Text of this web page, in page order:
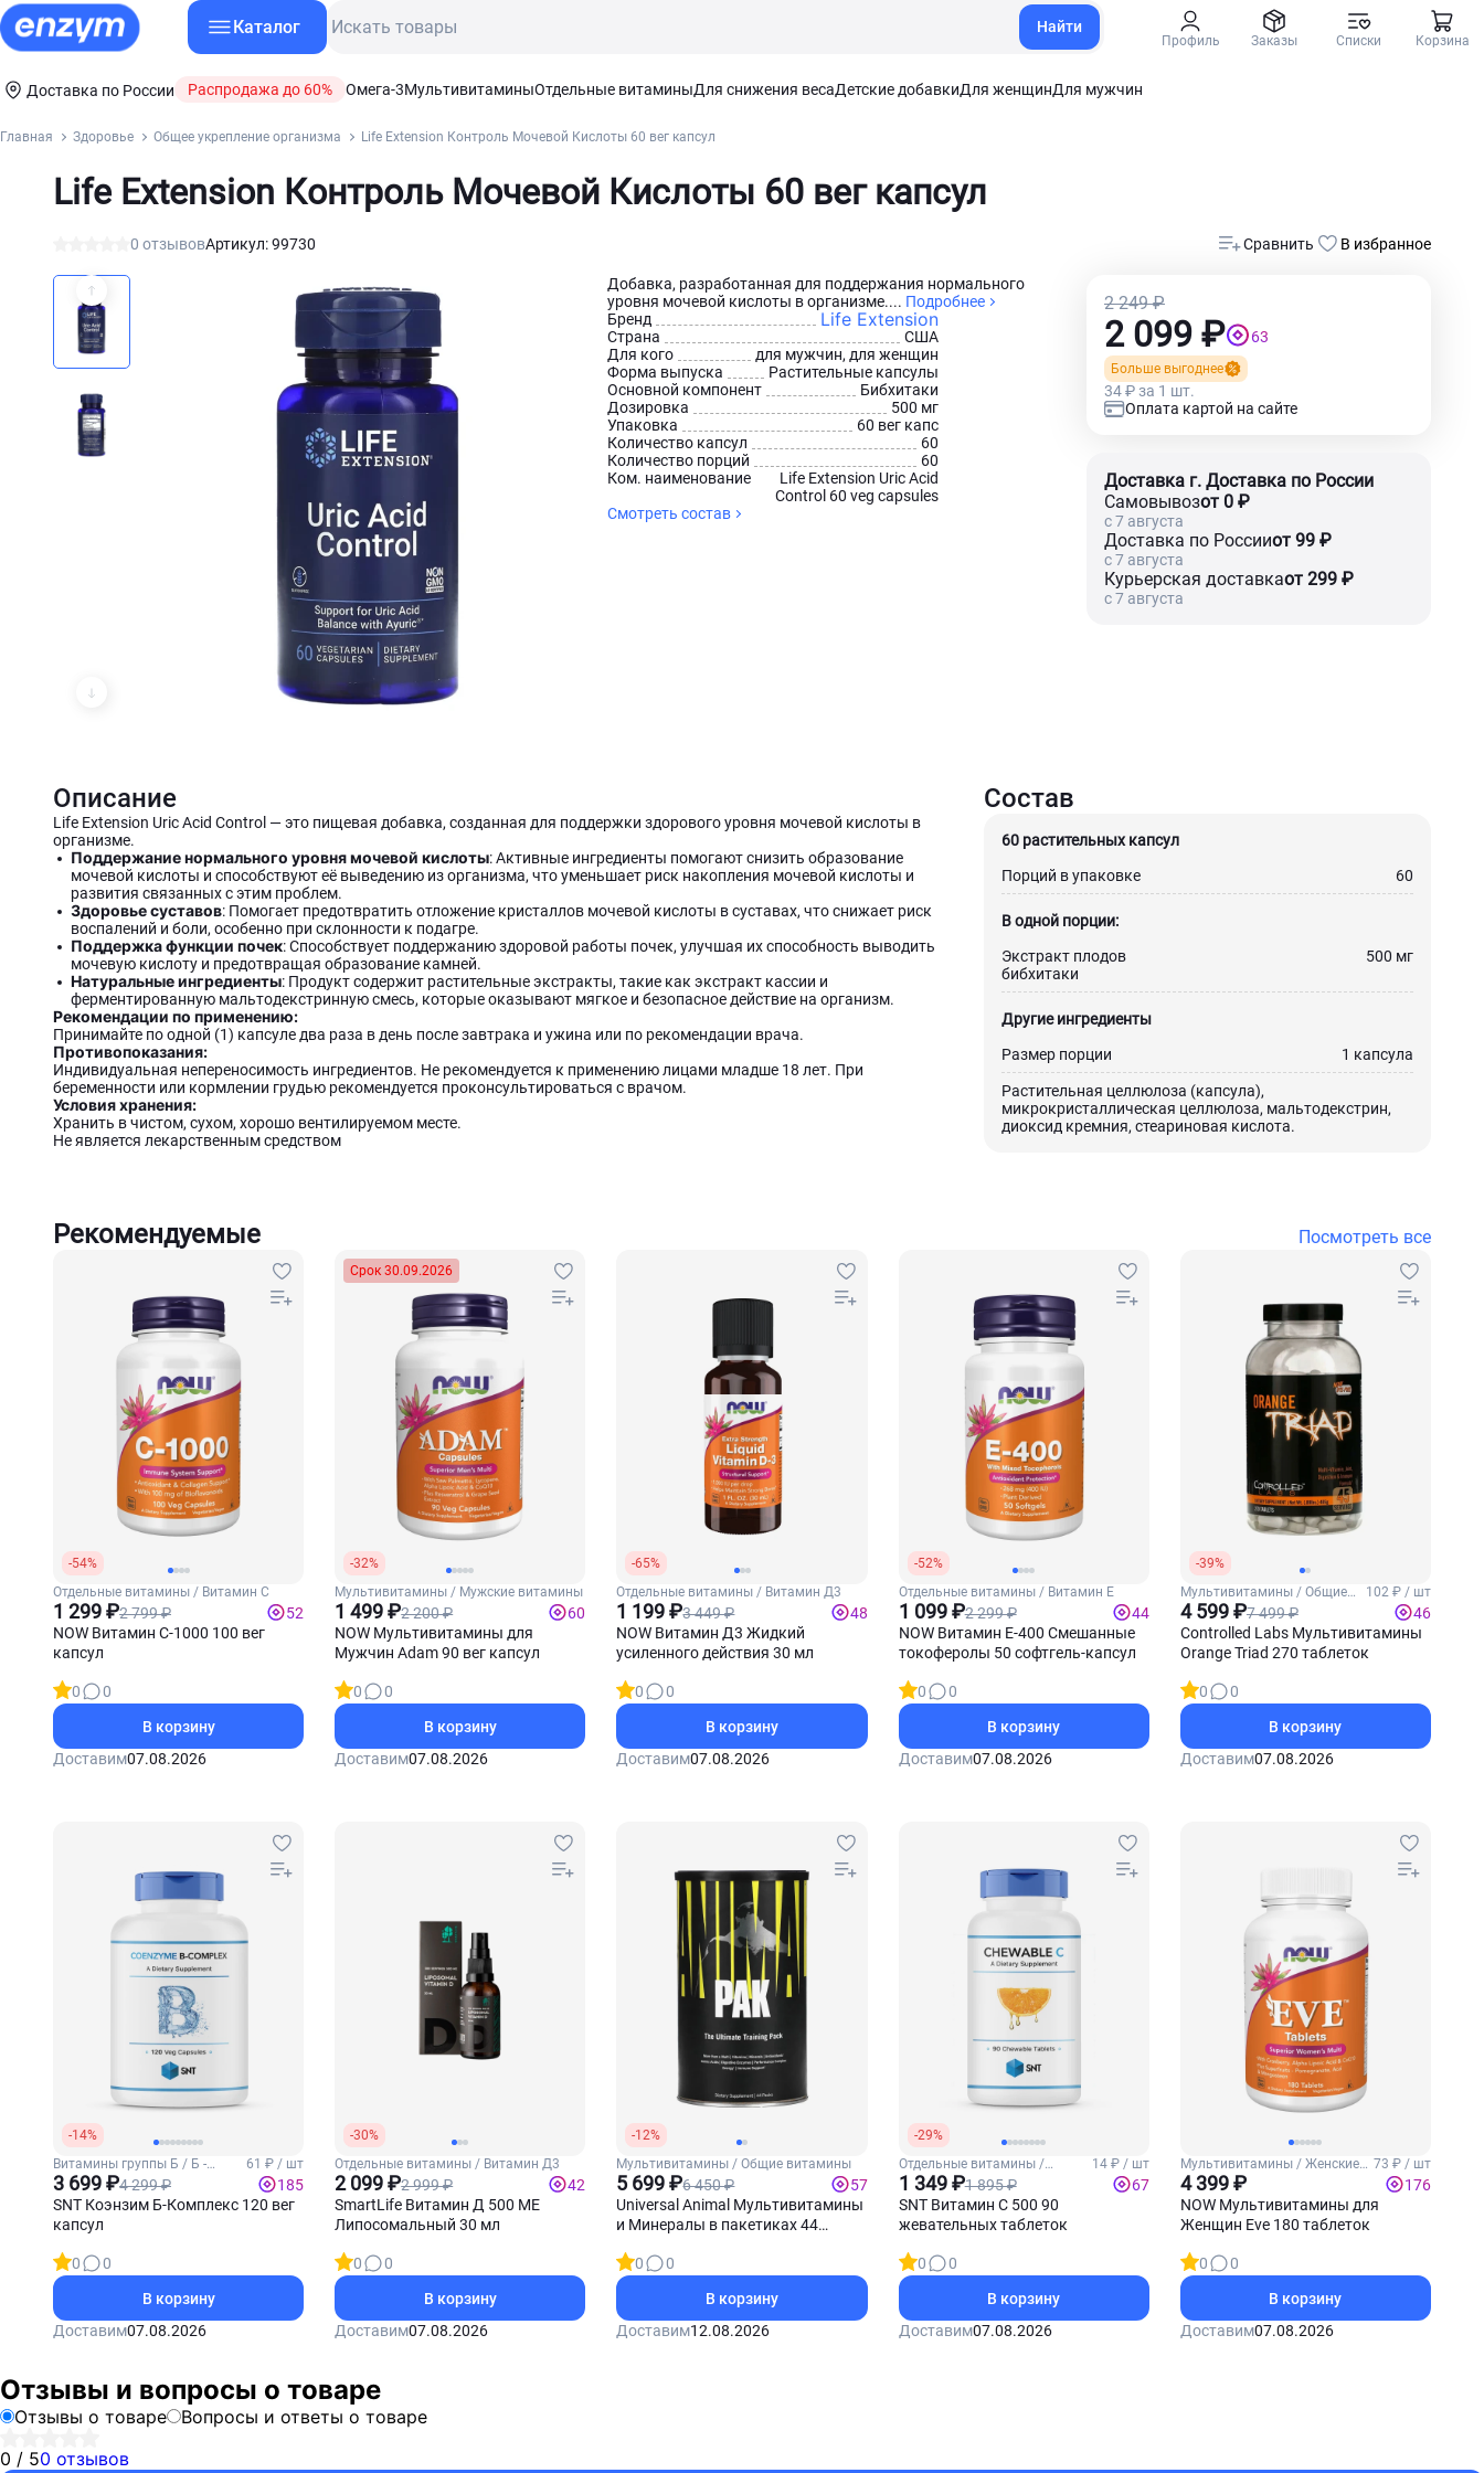
Каталог Найти
Профиль Заказы Списки Корзина
Доставка по России Распродажа до 60% Омега-3МультивитаминыОтдельные витаминыДля снижения весаДетские добавкиДля женщинДля мужчин
Главная Здоровье Общее укрепление организма Life Extension Контроль Мочевой Кислоты 60 вег капсул
Life Extension Контроль Мочевой Кислоты 60 вег капсул
0 отзывовАртикул: 99730 Сравнить В избранное
Добавка, разработанная для поддержания нормального
уровня мочевой кислоты в организме.... Подробнее
Бренд
Life Extension
Страна
США
Для кого
для мужчин, для женщин
Форма выпуска
Растительные капсулы
Основной компонент
Бибхитаки
Дозировка
500 мг
Упаковка
60 вег капс
Количество капсул
60
Количество порций
60
Ком. наименование
Life Extension Uric Acid
Control 60 veg capsules
Смотреть состав
2 249 ₽
2 099 ₽ 63
Больше выгоднее
34 ₽ за 1 шт.
Оплата картой на сайте
Доставка г. Доставка по России
Самовывозот 0 ₽
c 7 августа
Доставка по Россииот 99 ₽
c 7 августа
Курьерская доставкаот 299 ₽
c 7 августа
Описание Состав
Life Extension Uric Acid Control — это пищевая добавка, созданная для поддержки здорового уровня мочевой кислоты в
организме.
Поддержание нормального уровня мочевой кислоты: Активные ингредиенты помогают снизить образование
мочевой кислоты и способствуют её выведению из организма, что уменьшает риск накопления мочевой кислоты и
развития связанных с этим проблем.
Здоровье суставов: Помогает предотвратить отложение кристаллов мочевой кислоты в суставах, что снижает риск
воспалений и боли, особенно при склонности к подагре.
Поддержка функции почек: Способствует поддержанию здоровой работы почек, улучшая их способность выводить
мочевую кислоту и предотвращая образование камней.
Натуральные ингредиенты: Продукт содержит растительные экстракты, такие как экстракт кассии и
ферментированную мальтодекстринную смесь, которые оказывают мягкое и безопасное действие на организм.
Рекомендации по применению:
Принимайте по одной (1) капсуле два раза в день после завтрака и ужина или по рекомендации врача.
Противопоказания:
Индивидуальная непереносимость ингредиентов. Не рекомендуется к применению лицами младше 18 лет. При
беременности или кормлении грудью рекомендуется проконсультироваться с врачом.
Условия хранения:
Хранить в чистом, сухом, хорошо вентилируемом месте.
Не является лекарственным средством
60 растительных капсул
Порций в упаковке
60
В одной порции:
Экстракт плодов
бибхитаки
500 мг
Другие ингредиенты
Размер порции
1 капсула
Растительная целлюлоза (капсула),
микрокристаллическая целлюлоза, мальтодекстрин,
диоксид кремния, стеариновая кислота.
Рекомендуемые Посмотреть все
-54%
Отдельные витамины / Витамин С
1 299 ₽2 799 ₽
52
NOW Витамин С-1000 100 вег
капсул
0
0
В корзину
Доставим07.08.2026
Срок 30.09.2026
-32%
Мультивитамины / Мужские витамины
1 499 ₽2 200 ₽
60
NOW Мультивитамины для
Мужчин Adam 90 вег капсул
0
0
В корзину
Доставим07.08.2026
-65%
Отдельные витамины / Витамин Д3
1 199 ₽3 449 ₽
48
NOW Витамин Д3 Жидкий
усиленного действия 30 мл
0
0
В корзину
Доставим07.08.2026
-52%
Отдельные витамины / Витамин Е
1 099 ₽2 299 ₽
44
NOW Витамин Е-400 Смешанные
токоферолы 50 софтгель-капсул
0
0
В корзину
Доставим07.08.2026
-39%
Мультивитамины / Общие
витамины
102 ₽ / шт
4 599 ₽7 499 ₽
46
Controlled Labs Мультивитамины
Orange Triad 270 таблеток
0
0
В корзину
Доставим07.08.2026
-14%
Витамины группы Б / Б -
комплекс
61 ₽ / шт
3 699 ₽4 299 ₽
185
SNT Коэнзим Б-Комплекс 120 вег
капсул
0
0
В корзину
Доставим07.08.2026
-30%
Отдельные витамины / Витамин Д3
2 099 ₽2 999 ₽
42
SmartLife Витамин Д 500 МЕ
Липосомальный 30 мл
0
0
В корзину
Доставим07.08.2026
-12%
Мультивитамины / Общие витамины
5 699 ₽6 450 ₽
57
Universal Animal Мультивитамины
и Минералы в пакетиках 44
0
0
В корзину
Доставим12.08.2026
-29%
Отдельные витамины /
Витамин С
14 ₽ / шт
1 349 ₽1 895 ₽
67
SNT Витамин С 500 90
жевательных таблеток
0
0
В корзину
Доставим07.08.2026
Мультивитамины / Женские
витамины
73 ₽ / шт
4 399 ₽
176
NOW Мультивитамины для
Женщин Eve 180 таблеток
0
0
В корзину
Доставим07.08.2026
Отзывы и вопросы о товаре
Отзывы о товаре
Вопросы и ответы о товаре
0 / 50 отзывов